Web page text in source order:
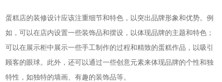
蛋糕店的装修设计应该注重细节和特色，以突出品牌形象和优势。例
如，可以在店内设置一些装饰品和摆设，以体现品牌的主题和特色；
可以在展示柜中展示一些手工制作的过程和精致的蛋糕作品，以吸引
顾客的眼球。此外，还可以通过一些创意元素来体现品牌的个性和独
特性，如独特的墙画、有趣的装饰品等。